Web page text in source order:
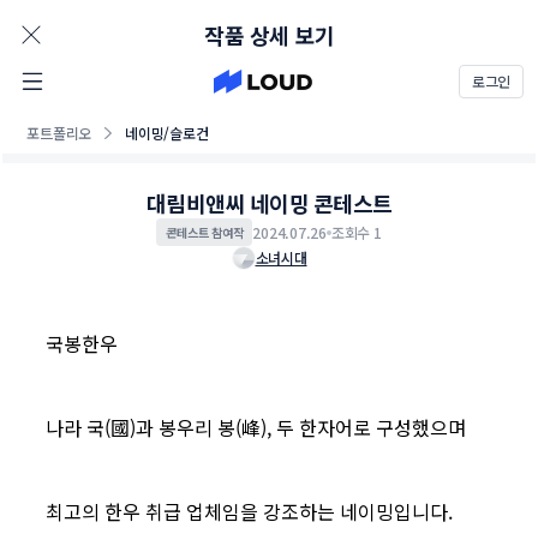
로그인
포트폴리오 네이밍/슬로건
작품 상세 보기
대림비앤씨 네이밍 콘테스트
콘테스트 참여작 2024.07.26 조회수 1
소녀시대
국봉한우
나라 국(國)과 봉우리 봉(峰), 두 한자어로 구성했으며
최고의 한우 취급 업체임을 강조하는 네이밍입니다.